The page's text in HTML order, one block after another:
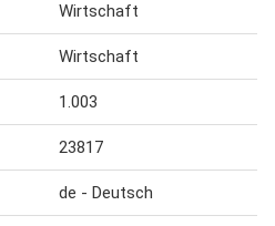
Wirtschaft
Wirtschaft
1.003
23817
de - Deutsch